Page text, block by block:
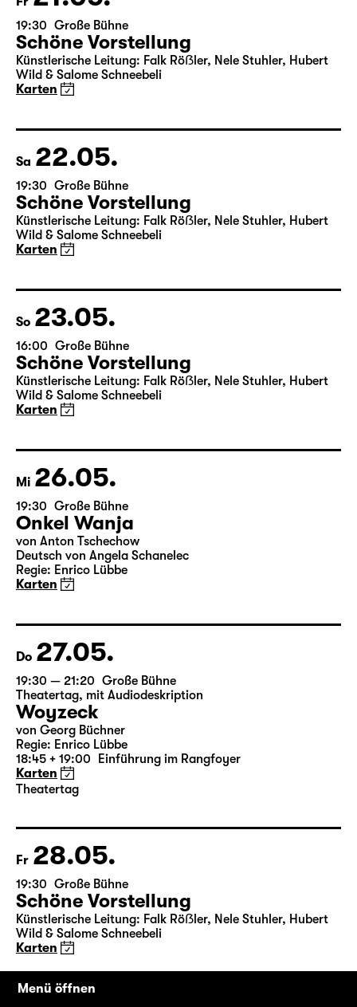
Fr 21.05.
19:30 Große Bühne
Schöne Vorstellung
Wild & Salome Schneebeli
Karten
Sa 22.05.
19:30 Große Bühne
Schöne Vorstellung
Wild & Salome Schneebeli
Karten
So 23.05.
16:00 Große Bühne
Schöne Vorstellung
Wild & Salome Schneebeli
Karten
Mi 26.05.
19:30 Große Bühne
Onkel Wanja
Regie: Enrico Lübbe
Karten
Do 27.05.
19:30 — 21:20 Große Bühne
Theatertag,mit Audiodeskription
Woyzeck
von Georg Büchner
Karten
Theatertag
Fr 28.05.
19:30 Große Bühne
Schöne Vorstellung
Künstlerische Leitung: Falk Röẞler, Nele Stuhler, Hubert
Wild & Salome Schneebeli
Menü öffnen